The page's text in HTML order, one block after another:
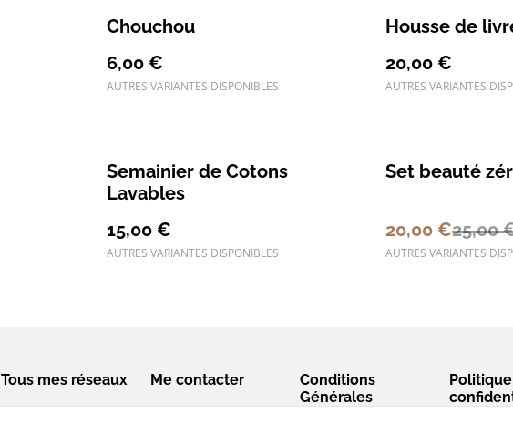
Chouchou
6,00 €
AUTRES VARIANTES DISPONIBLES
Housse de
20,00 €
AUTRES VARIANTES
Semainier de Cotons
Lavables
15,00 €
AUTRES VARIANTES DISPONIBLES
%
Set beauté
20,00 €25,00
AUTRES VARIANTES
Tous mes réseaux Me contacter
Conditions
Générales